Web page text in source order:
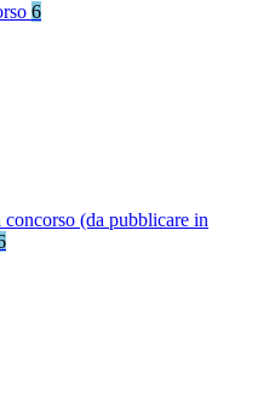
6
(da pubblicare in